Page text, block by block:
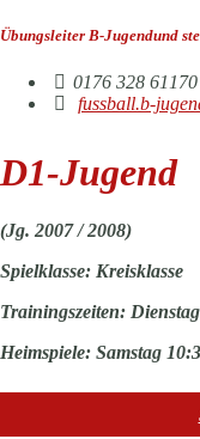
Übungsleiter B-Jugendund
0176 328 61170
fussball.b-
D1-Jugend
(Jg. 2007 / 2008)
Spielklasse: Kreisklasse
Trainingszeiten:
Heimspiele: Samstag